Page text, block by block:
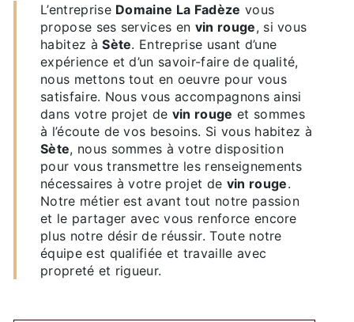
L’entreprise Domaine La Fadèze vous
propose ses services en vin rouge, si vous
habitez àSète. Entreprise usant d’une
expérience et d’un savoir-faire de qualité,
nous mettons tout en oeuvre pour vous
satisfaire. Nous vous accompagnons ainsi
dans votre projet de vin rouge et sommes
à l’écoute de vos besoins. Si vous habitez à
Sète, nous sommes à votre disposition
pour vous transmettre les renseignements
nécessaires à votre projet de vin rouge.
Notre métier est avant tout notre passion
et le partager avec vous renforce encore
plus notre désir de réussir. Toute notre
équipe est qualifiée et travaille avec
propreté et rigueur.